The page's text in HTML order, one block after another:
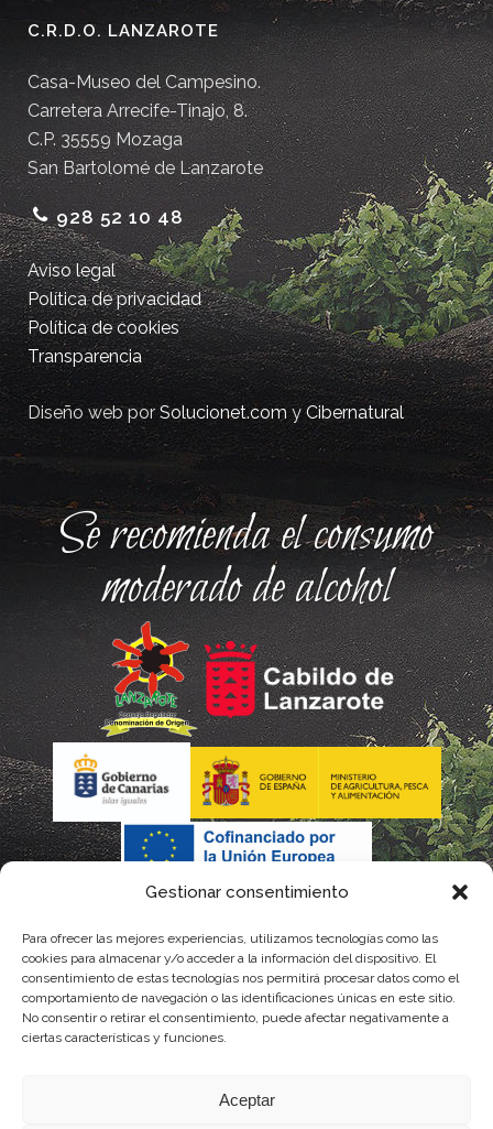
Gestionar consentimiento
Para ofrecer las mejores experiencias, utilizamos tecnologías como las
cookies para almacenar y/o acceder a la información del dispositivo. El
consentimiento de estas tecnologías nos permitirá procesar datos como el
comportamiento de navegación o las identificaciones únicas en este sitio.
No consentir o retirar el consentimiento, puede afectar negativamente a
ciertas características y funciones.
Aceptar
C.R.D.O. LANZAROTE
Casa-Museo del Campesino.
Carretera Arrecife-Tinajo, 8.
C.P. 35559 Mozaga
San Bartolomé de Lanzarote
928 52 10 48
Aviso legal
Política de privacidad
Política de cookies
Transparencia
Diseño web porSolucionet.comyCibernatural
Se recomienda el consumo
moderado de alcohol
La gestión de la DOP Lanzarote realizada por este Consejo Regulador es financiada,
con fondos provenientes del presupuesto de gastos del Instituto Canario de